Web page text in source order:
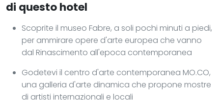
di questo hotel
Scoprite il museo Fabre, a soli pochi minuti a piedi,
per ammirare opere d'arte europea che vanno
dal Rinascimento all'epoca contemporanea
Godetevi il centro d'arte contemporanea MO.CO,
una galleria d'arte dinamica che propone mostre
di artisti internazionali e locali